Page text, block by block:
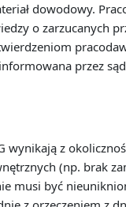
dowodowy.
o zarzucanych
przez
wynikają z
(np. brak
musi być